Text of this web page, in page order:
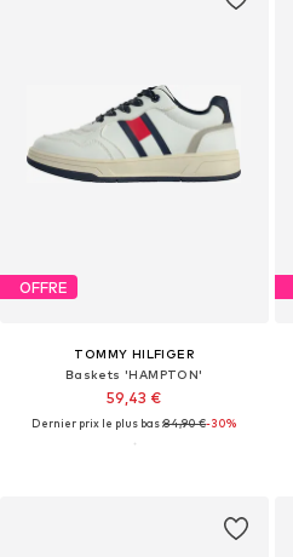
OFFRE
TOMMY HILFIGER
Baskets 'HAMPTON'
59,43 €
Dernier prix le plus bas :84,90 €-30%